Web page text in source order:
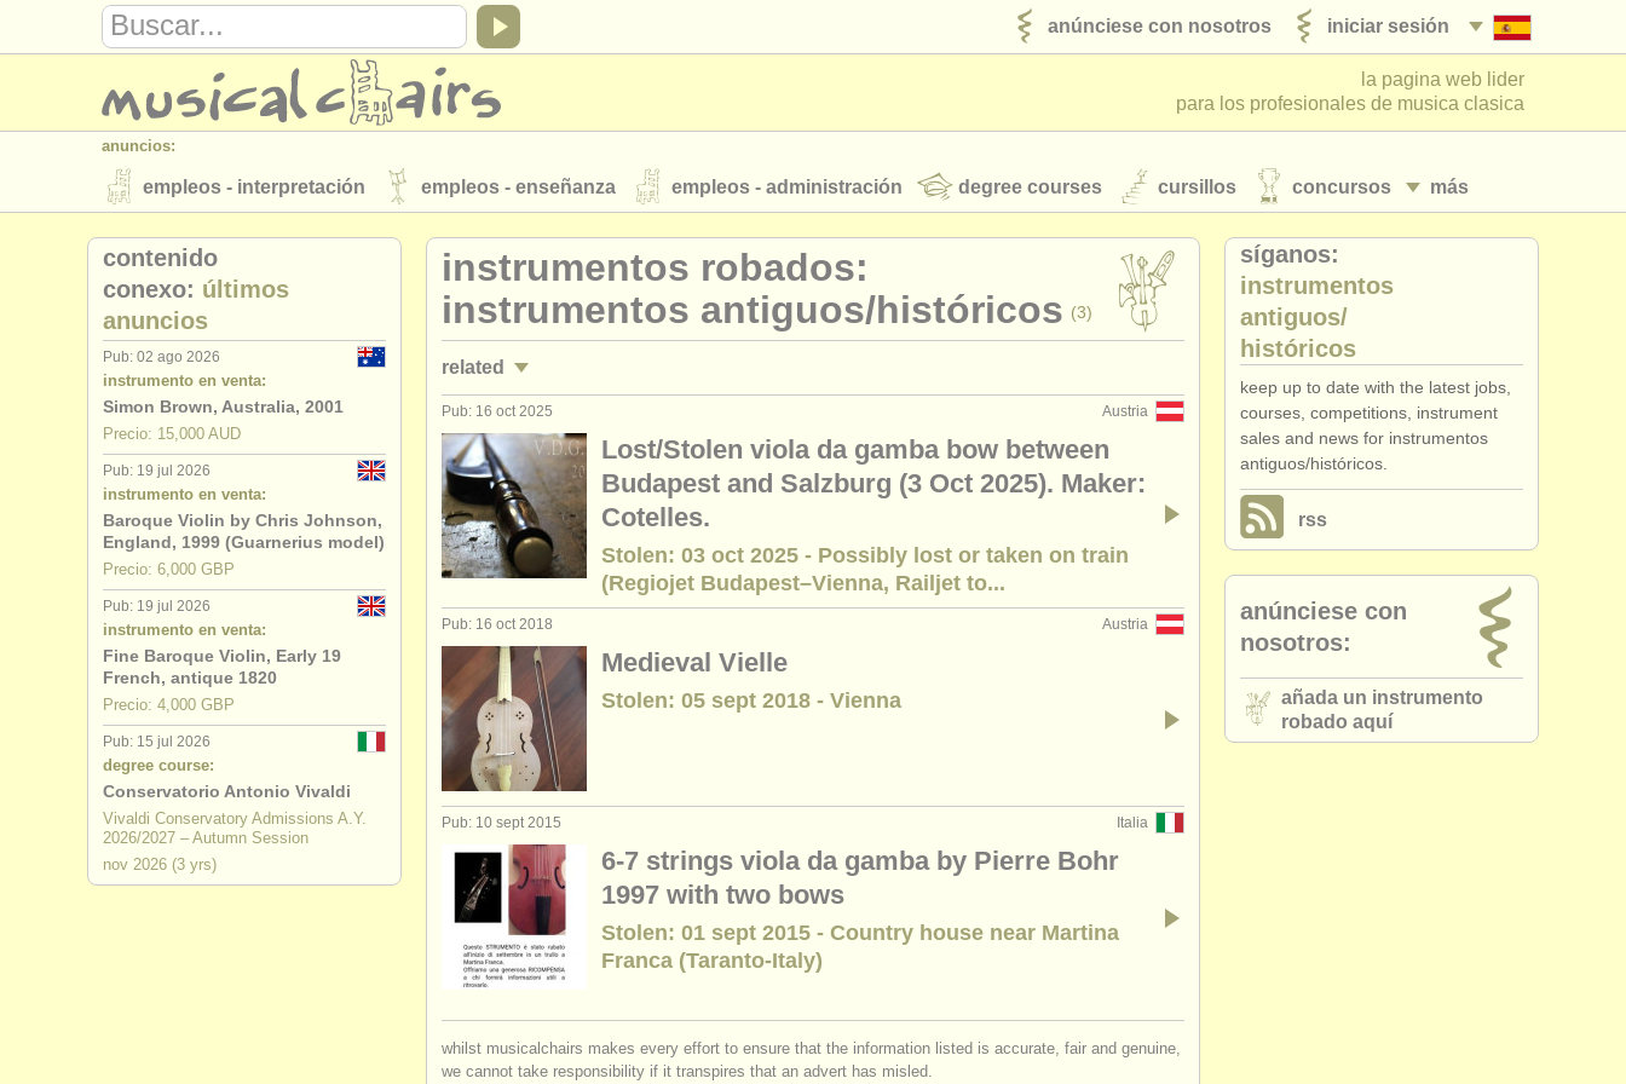
iniciar sesión
anúnciese con nosotros
la pagina web lider
para los profesionales de musica clasica
anuncios:
más
empleos - interpretación empleos - enseñanza empleos - administración degree courses cursillos concursos
instrumentos en venta instrumentos robados
directorios:
orquestas y teatros conservatorios jóvenes orquestas
musicalchairs:
acerca de musicalchairs contáctenos
editor:
anúnciese con nosotros find out about our ATS ATS faq iniciar sesión
instrumentos robados:
instrumentos antiguos/históricos (3)
related
cursillos: baroque violin
cursillos: baroque viola (2)
cursillos: baroque cello (2)
degree courses: baroque violin (1)
degree courses: baroque viola
degree courses: baroque cello
degree courses: laúd
degree courses: tiorba
degree courses: guitarra histórica (1)
venta de viola da gamba (1)
viola da gamba perdido (1)
Austria
Pub: 16 oct 2025
Lost/Stolen viola da gamba bow between
Budapest and Salzburg (3 Oct 2025). Maker:
Cotelles.
Stolen: 03 oct 2025 - Possibly lost or taken on train
(Regiojet Budapest–Vienna, Railjet to...
Austria
Pub: 16 oct 2018
Medieval Vielle
Stolen: 05 sept 2018 - Vienna
Italia
Pub: 10 sept 2015
6-7 strings viola da gamba by Pierre Bohr
1997 with two bows
Stolen: 01 sept 2015 - Country house near Martina
Franca (Taranto-Italy)
whilst musicalchairs makes every effort to ensure that the information listed is accurate, fair and genuine,
we cannot take responsibility if it transpires that an advert has misled.
contenido
conexo: últimos
anuncios
Pub: 02 ago 2026
instrumento en venta:
Simon Brown, Australia, 2001
Precio: 15,000 AUD
Pub: 19 jul 2026
instrumento en venta:
Baroque Violin by Chris Johnson,
England, 1999 (Guarnerius model)
Precio: 6,000 GBP
Pub: 19 jul 2026
instrumento en venta:
Fine Baroque Violin, Early 19
French, antique 1820
Precio: 4,000 GBP
Pub: 15 jul 2026
degree course:
Conservatorio Antonio Vivaldi
Vivaldi Conservatory Admissions A.Y.
2026/2027 – Autumn Session
nov 2026 (3 yrs)
síganos:
instrumentos
antiguos/
históricos
keep up to date with the latest jobs,
courses, competitions, instrument
sales and news for instrumentos
antiguos/históricos.
rss
anúnciese con
nosotros:
añada un instrumento
robado aquí